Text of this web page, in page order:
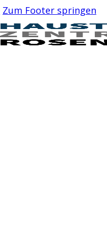
Zum Footer springen